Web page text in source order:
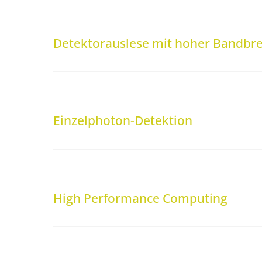
Detektorauslese mit hoher
Einzelphoton-Detektion
High Performance Computing